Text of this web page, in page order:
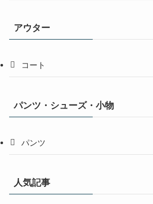
アウター
コート
パンツ・シューズ・小物
パンツ
人気記事